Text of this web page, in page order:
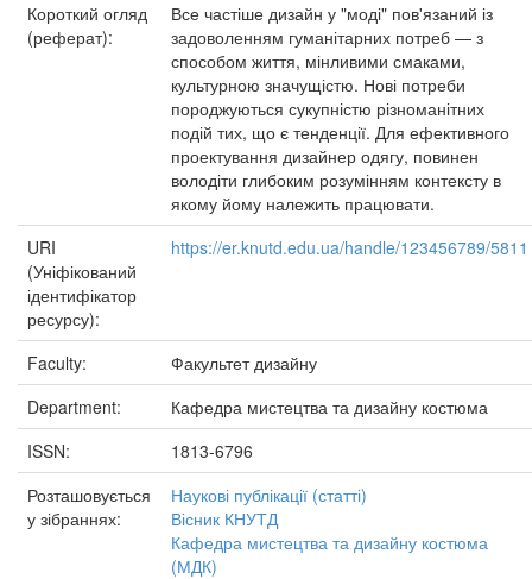
Короткий огляд
(реферат):
Все частіше дизайн у "моді" пов'язаний із
задоволенням гуманітарних потреб — з
способом життя, мінливими смаками,
культурною значущістю. Нові потреби
породжуються сукупністю різноманітних
подій тих, що є тенденції. Для ефективного
проектування дизайнер одягу, повинен
володіти глибоким розумінням контексту в
якому йому належить працювати.
URI
(Уніфікований
ідентифікатор
ресурсу):
https://er.knutd.edu.ua/handle/123456789/5811
Faculty:
Факультет дизайну
Department:
Кафедра мистецтва та дизайну костюма
ISSN:
1813-6796
Розташовується
у зібраннях:
Наукові публікації (статті)
Вісник КНУТД
Кафедра мистецтва та дизайну костюма
(МДК)